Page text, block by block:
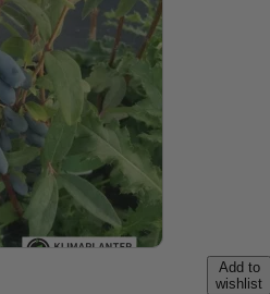
Add to
wishlist